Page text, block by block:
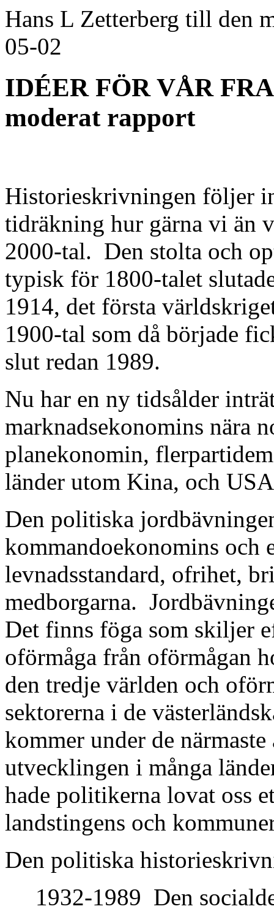
Hans L Zetterberg till den
05-02
IDÉER FÖR VÅR
moderat rapport
Historieskrivningen följer
tidräkning hur gärna vi än
2000-tal. Den stolta och
typisk för 1800-talet
1914, det första
1900-tal som då började
slut redan 1989.
Nu har en ny tidsålder
marknadsekonomins nära
planekonomin,
länder utom Kina, och
Den politiska
kommandoekonomins och
levnadsstandard, ofrihet,
medborgarna.
Det finns föga som skiljer
oförmåga från oförmågan
den tredje världen och
sektorerna i de
kommer under de
utvecklingen i många
hade politikerna lovat oss
landstingens och
Den politiska
1932-1989 Den